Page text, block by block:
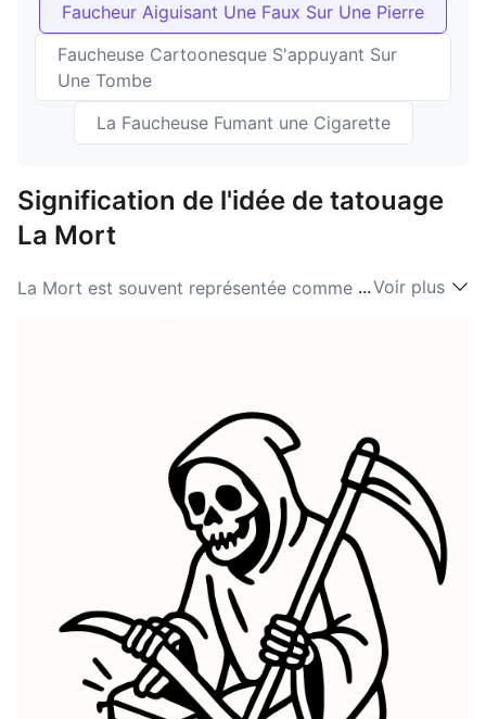
Faucheur Aiguisant Une Faux Sur Une Pierre
Faucheuse Cartoonesque S'appuyant Sur
Une Tombe
La Faucheuse Fumant une Cigarette
Signification de l'idée de tatouage
La Mort
La Mort est souvent représentée comme une figure
mortalité ; elle sert de rappel pour chérir la vie tout en
reconnaissant que la mort fait partie intégrante de
l'existence. Le symbole de La Mort incarne la
transition d'une vie à une autre, offrant une
perspective sur le cycle de la vie où la mort n'est pas
à craindre mais à embrasser. Ceux qui choisissent ce
tatouage trouvent souvent du réconfort dans la
signification de La Mort, considérant l'imagerie
comme un témoignage personnel de leurs expériences
de vie et philosophies. Dans l'ensemble, le symbole de
La Mort sert d'emblème de force et de résilience dans
la confrontation au destin ultime de la vie, en faisant
...Voir plus